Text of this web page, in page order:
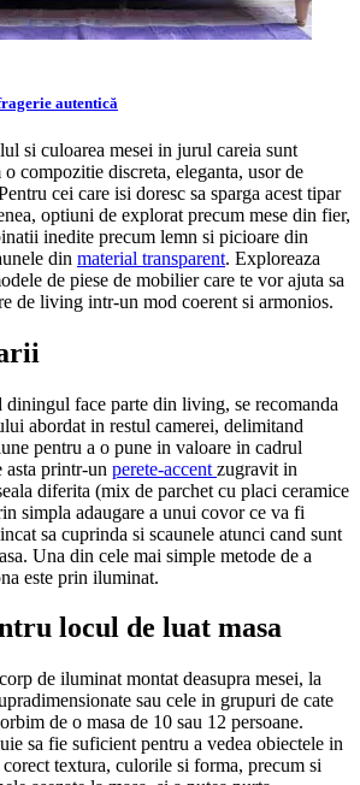
autentică
si culoarea mesei in jurul careia sunt
o compozitie discreta, eleganta, usor de
cei care isi doresc sa sparga acest tipar
optiuni de explorat precum mese din fier,
inedite precum lemn si picioare din
din material transparent. Exploreaza
de piese de mobilier care te vor ajuta sa
de living intr-un mod coerent si armonios.
diningul face parte din living, se recomanda
abordat in restul camerei, delimitand
pentru a o pune in valoare in cadrul
asta printr-un perete-accent zugravit in
diferita (mix de parchet cu placi ceramice
simpla adaugare a unui covor ce va fi
sa cuprinda si scaunele atunci cand sunt
Una din cele mai simple metode de a
este prin iluminat.
locul de luat masa
de iluminat montat deasupra mesei, la
sau cele in grupuri de cate
de o masa de 10 sau 12 persoane.
sa fie suficient pentru a vedea obiectele in
textura, culorile si forma, precum si